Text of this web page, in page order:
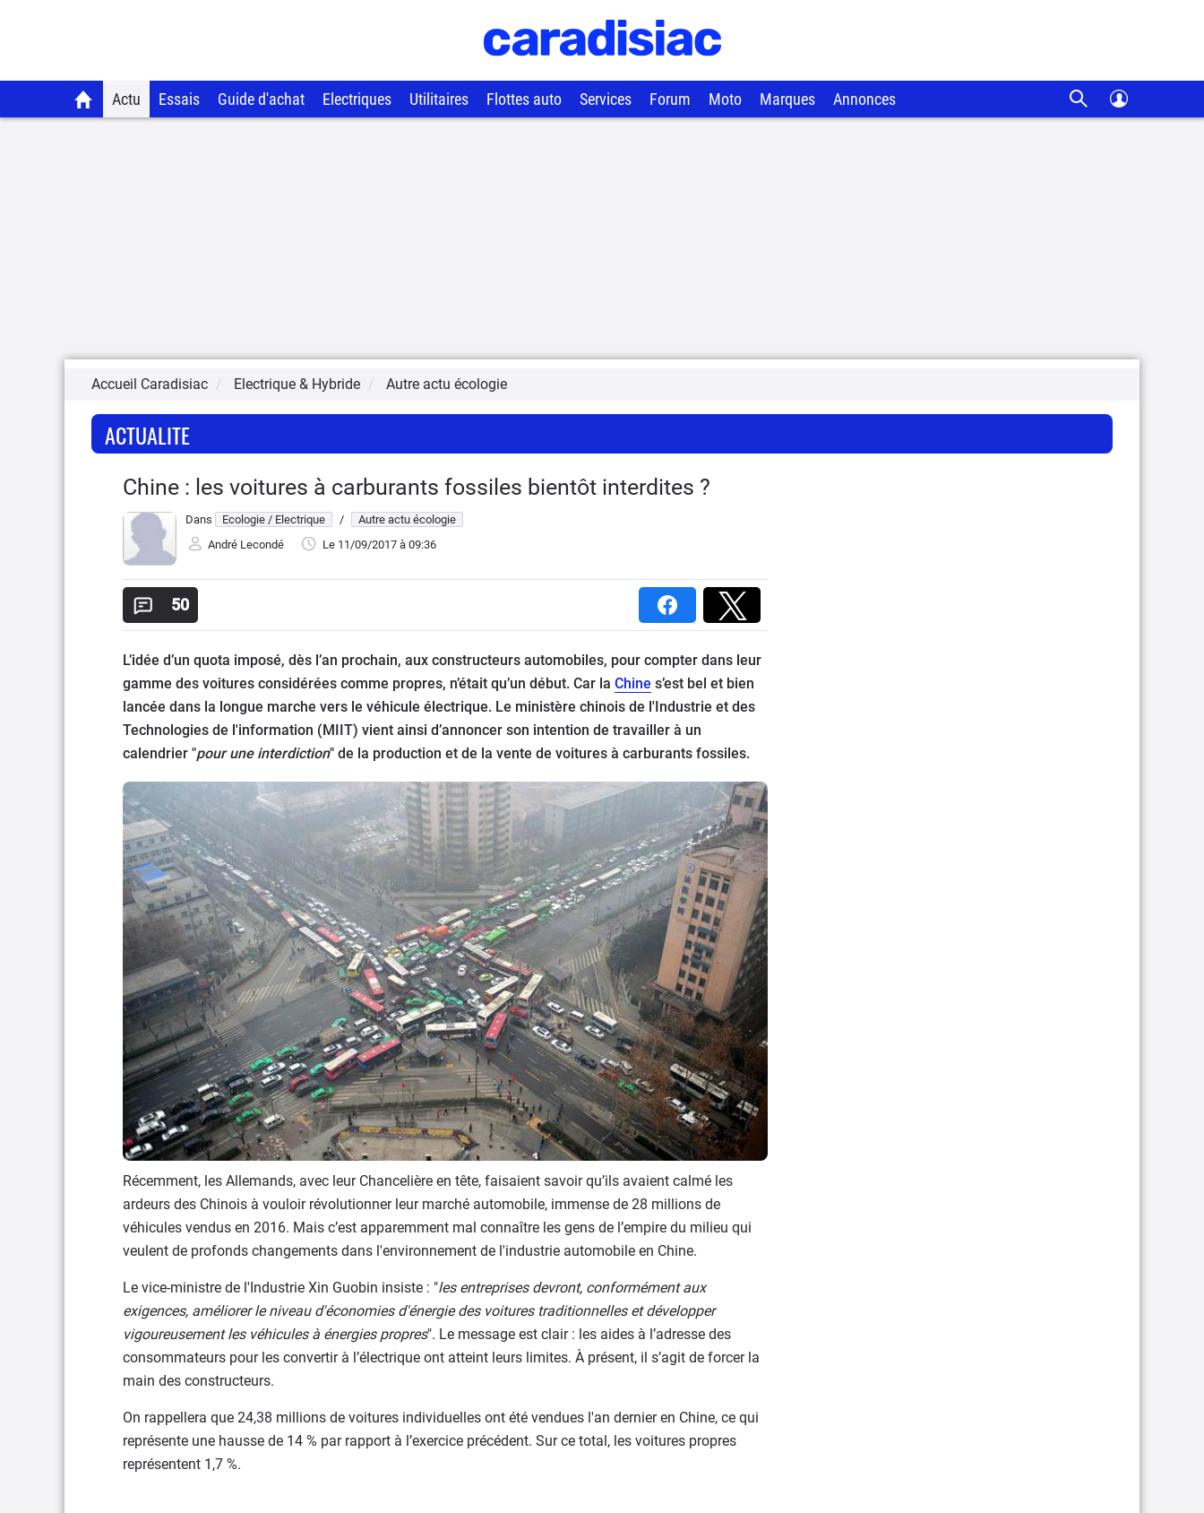
Actu Essais Guide d'achat Electriques Utilitaires Flottes auto Services Forum Moto Marques Annonces
Accueil Caradisiac Electrique & Hybride Autre actu écologie
ACTUALITE
Chine : les voitures à carburants fossiles bientôt interdites ?
Dans Ecologie / Electrique /
Autre actu écologie
André Lecondé
Le 11/09/2017 à 09:36
50
L’idée d’un quota imposé, dès l’an prochain, aux constructeurs automobiles, pour compter dans leur
gamme des voitures considérées comme propres, n’était qu’un début. Car la Chine s’est bel et bien
lancée dans la longue marche vers le véhicule électrique. Le ministère chinois de l'Industrie et des
Technologies de l'information (MIIT) vient ainsi d’annoncer son intention de travailler à un
calendrier "pour une interdiction" de la production et de la vente de voitures à carburants fossiles.
Récemment, les Allemands, avec leur Chancelière en tête, faisaient savoir qu’ils avaient calmé les
ardeurs des Chinois à vouloir révolutionner leur marché automobile, immense de 28 millions de
véhicules vendus en 2016. Mais c’est apparemment mal connaître les gens de l’empire du milieu qui
veulent de profonds changements dans l'environnement de l'industrie automobile en Chine.
Le vice-ministre de l'Industrie Xin Guobin insiste : "les entreprises devront, conformément aux
exigences, améliorer le niveau d'économies d'énergie des voitures traditionnelles et développer
vigoureusement les véhicules à énergies propres". Le message est clair : les aides à l’adresse des
consommateurs pour les convertir à l’électrique ont atteint leurs limites. À présent, il s’agit de forcer la
main des constructeurs.
On rappellera que 24,38 millions de voitures individuelles ont été vendues l'an dernier en Chine, ce qui
représente une hausse de 14 % par rapport à l’exercice précédent. Sur ce total, les voitures propres
représentent 1,7 %.